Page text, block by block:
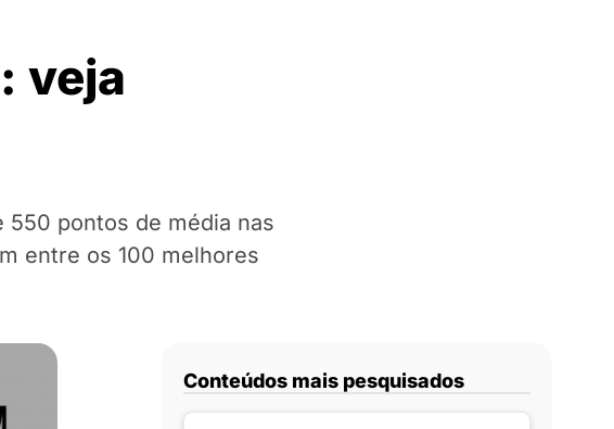
veja
550 pontos de média nas
entre os 100 melhores
Conteúdos mais pesquisados